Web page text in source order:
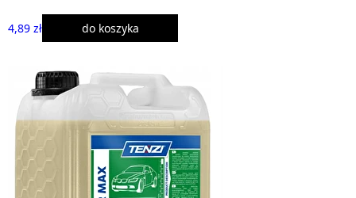
4,89 zł do koszyka